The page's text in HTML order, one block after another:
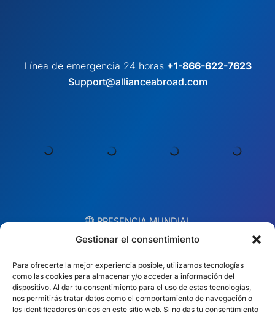
Gestionar el consentimiento
Para ofrecerte la mejor experiencia posible, utilizamos tecnologías
como las cookies para almacenar y/o acceder a información del
dispositivo. Al dar tu consentimiento para el uso de estas tecnologías,
nos permitirás tratar datos como el comportamiento de navegación o
los identificadores únicos en este sitio web. Si no das tu consentimiento
︎ PRESENCIA MUNDIAL
México
España
Brasil/Mercosur
Polonia
Australia
S. África
Portugal